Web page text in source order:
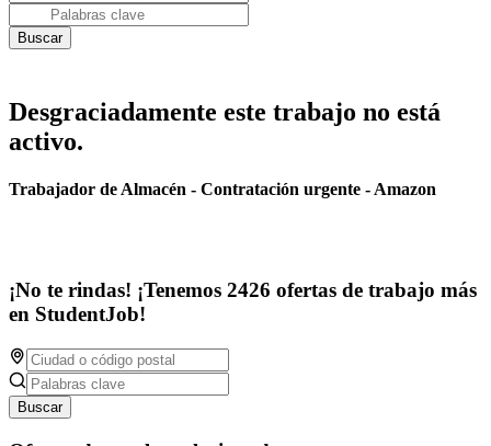
Desgraciadamente este trabajo no está
activo.
Trabajador de Almacén - Contratación urgente - Amazon
¡No te rindas! ¡Tenemos 2426 ofertas de trabajo más
en StudentJob!
Buscar